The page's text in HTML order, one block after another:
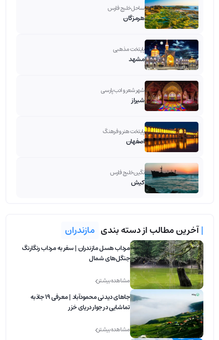
ساحل خلیج فارس
هرمزگان
پایتخت مذهبی
مشهد
شهر شعر و ادب پارسی
شیراز
پایتخت هنر و فرهنگ
اصفهان
نگین خلیج فارس
کیش
|آخرین مطالب از دسته بندی مازندران
مرداب هسل مازندران | سفر به مرداب رنگارنگ
جنگل‌های شمال
مشاهده بیشتر
جاهای دیدنی محمودآباد | معرفی 19 جاذبه
تماشایی در جوار دریای خزر
مشاهده بیشتر